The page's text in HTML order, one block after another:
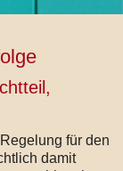
für den
damit